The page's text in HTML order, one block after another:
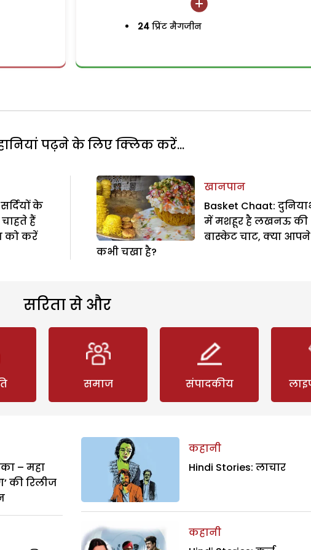
24 प्रिंट मैगजीन
पढ़ने के लिए क्लिक करें...
के
हैं
को करें
खानपान
Basket Chaat:
में मशहूर है लखनऊ की
बास्केट चाट, क्या आपने
कभी चखा है?
सरिता से और
समाज संपादकीय
– महा
की रिलीज
कहानी
Hindi Stories: लाचार
कहानी